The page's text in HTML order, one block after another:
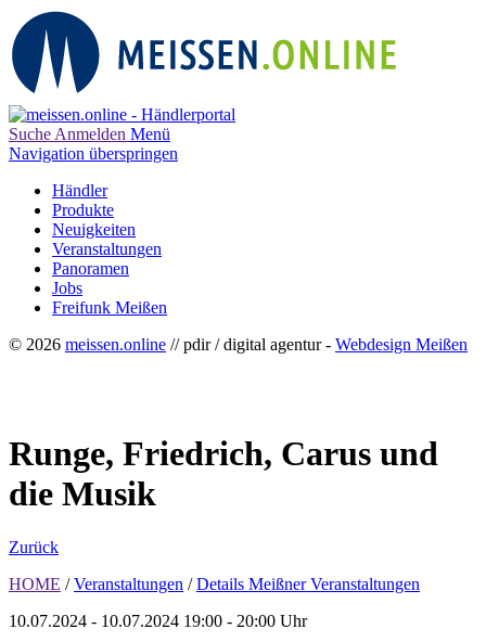
Suche Anmelden Menü
Navigation überspringen
Händler
Produkte
Neuigkeiten
Veranstaltungen
Panoramen
Jobs
Freifunk Meißen
© 2026 meissen.online // pdir / digital agentur - Webdesign Meißen
Runge, Friedrich, Carus und
die Musik
Zurück
HOME / Veranstaltungen / Details Meißner Veranstaltungen
10.07.2024 - 10.07.2024 19:00 - 20:00 Uhr